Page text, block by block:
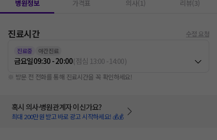
병원정보 가격표 의사(1) 리뷰(3)
진료시간 수정 요청
진료중 야간진료
금요일09:30 - 20:00(점심 13:00-14:00)
※ 방문 전 전화를 통해 진료시간을 꼭 확인하세요!
혹시 의사·병원관계자 이신가요?
최대 200만원 받고 바로 광고 시작하세요! 💰💰